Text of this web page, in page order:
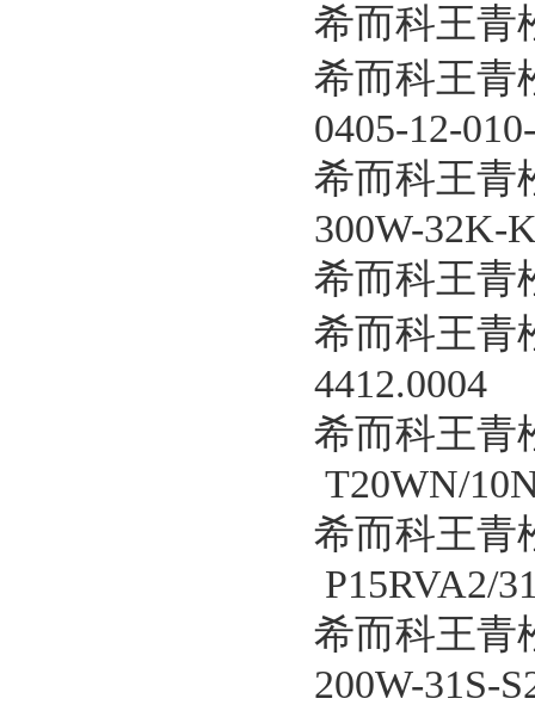
希而科王
希而科王
0405-12-
希而科王
300W-32K-
希而科王
希而科王
4412.0004
希而科王
T20WN/
希而科王
P15RVA2/
希而科王
200W-31S-